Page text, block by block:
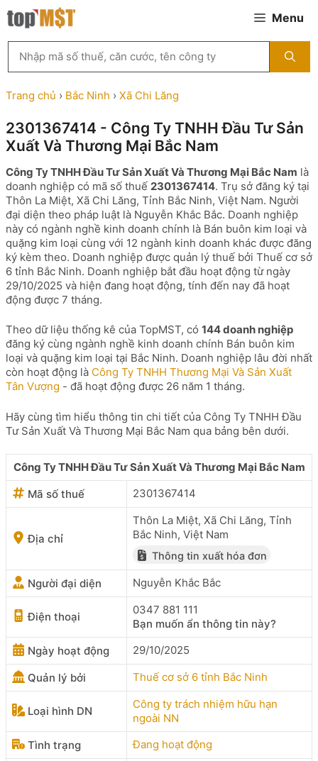
Chuyển
đến
Menu
kiếm
MST
theo
tên
ty,
người
diện
hoặc
mã
số
thuế
...
Trang chủ › Bắc Ninh › Xã Chi Lăng
2301367414 - Công Ty TNHH Đầu Tư Sản
Xuất Và Thương Mại Bắc Nam
Công Ty TNHH Đầu Tư Sản Xuất Và Thương Mại Bắc Nam là
doanh nghiệp có mã số thuế 2301367414. Trụ sở đăng ký tại
Thôn La Miệt, Xã Chi Lăng, Tỉnh Bắc Ninh, Việt Nam. Người
đại diện theo pháp luật là Nguyễn Khắc Bắc. Doanh nghiệp
này có ngành nghề kinh doanh chính là Bán buôn kim loại và
quặng kim loại cùng với 12 ngành kinh doanh khác được đăng
ký kèm theo. Doanh nghiệp được quản lý thuế bởi Thuế cơ sở
6 tỉnh Bắc Ninh. Doanh nghiệp bắt đầu hoạt động từ ngày
29/10/2025 và hiện đang hoạt động, tính đến nay đã hoạt
động được 7 tháng.
Theo dữ liệu thống kê của TopMST, có 144 doanh nghiệp
đăng ký cùng ngành nghề kinh doanh chính Bán buôn kim
loại và quặng kim loại tại Bắc Ninh. Doanh nghiệp lâu đời nhất
còn hoạt động là Công Ty TNHH Thương Mại Và Sản Xuất
Tân Vượng - đã hoạt động được 26 năm 1 tháng.
Hãy cùng tìm hiểu thông tin chi tiết của Công Ty TNHH Đầu
Tư Sản Xuất Và Thương Mại Bắc Nam qua bảng bên dưới.
Công Ty TNHH Đầu Tư Sản Xuất Và Thương Mại Bắc Nam
Mã số thuế
2301367414
Địa chỉ
Thôn La Miệt, Xã Chi Lăng, Tỉnh
Bắc Ninh, Việt Nam
Thông tin xuất hóa đơn
Người đại diện Nguyễn Khắc Bắc
Điện thoại
0347 881 111
Bạn muốn ẩn thông tin này?
Ngày hoạt động
29/10/2025
Quản lý bởi Thuế cơ sở 6 tỉnh Bắc Ninh
Loại hình DN
Công ty trách nhiệm hữu hạn
ngoài NN
Tình trạng
Đang hoạt động